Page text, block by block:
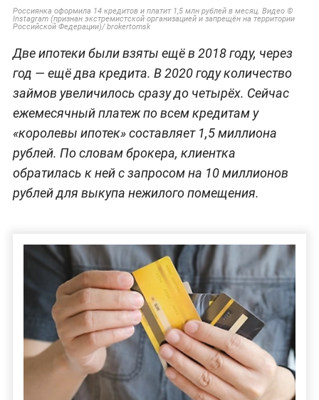
Россиянка оформила 14 кредитов и платит 1,5 млн рублей в месяц. Видео ©
Instagram (признан экстремистской организацией и запрещён на территории
Российской Федерации)/ brokertomsk
Две ипотеки были взяты ещё в 2018 году, через
год — ещё два кредита. В 2020 году количество
займов увеличилось сразу до четырёх. Сейчас
ежемесячный платеж по всем кредитам у
«королевы ипотек» составляет 1,5 миллиона
рублей. По словам брокера, клиентка
обратилась к ней с запросом на 10 миллионов
рублей для выкупа нежилого помещения.